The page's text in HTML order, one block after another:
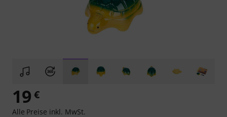
19 €
Alle Preise inkl. MwSt.